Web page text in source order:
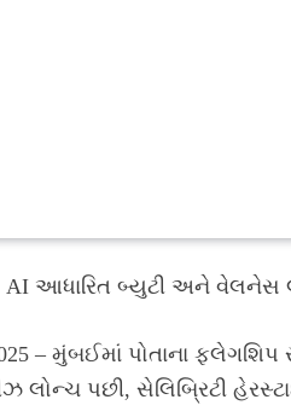
AI આધારિત બ્યુટી અને વેલનેસ
– મુંબઈમાં પોતાના
લોન્ચ પછી, સેલિબ્રિટી